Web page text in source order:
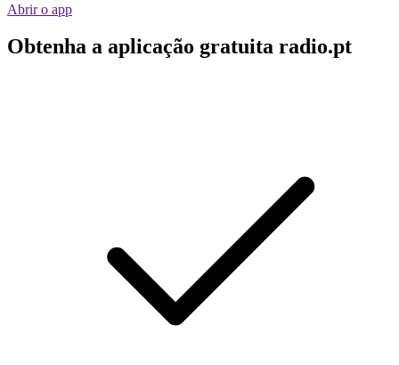
Abrir o app
Obtenha a aplicação gratuita radio.pt